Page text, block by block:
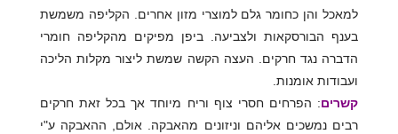
למאכל והן כחומר גלם למוצרי מזון אחרים. הקליפה משמשת
בענף הבורסקאות ולצביעה. ביפן מפיקים מהקליפה חומרי
הדברה נגד חרקים. העצה הקשה שמשת ליצור מקלות הליכה
ועבודות אומנות.
קשרים: הפרחים חסרי צוף וריח מיוחד אך בכל זאת חרקים
רבים נמשכים אליהם וניזונים מהאבקה. אולם, ההאבקה ע"י